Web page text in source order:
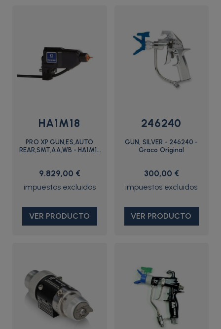
HA1M18
PRO XP GUN,ES,AUTO
REAR,SMT,AA,WB - HA1M18
9.829,00 €
VER PRODUCTO
246240
GUN, SILVER - 246240 -
Graco Original
300,00 €
VER PRODUCTO